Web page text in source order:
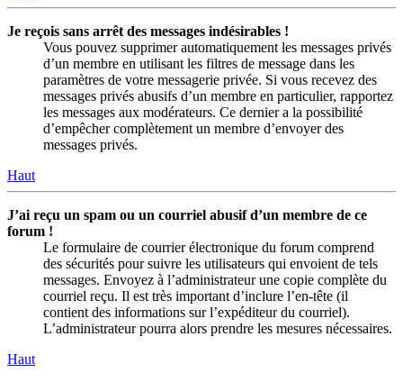
Je reçois sans arrêt des messages indésirables !
Vous pouvez supprimer automatiquement les messages privés
d’un membre en utilisant les filtres de message dans les
paramètres de votre messagerie privée. Si vous recevez des
messages privés abusifs d’un membre en particulier, rapportez
les messages aux modérateurs. Ce dernier a la possibilité
d’empêcher complètement un membre d’envoyer des
messages privés.
Haut
J’ai reçu un spam ou un courriel abusif d’un membre de ce
forum !
Le formulaire de courrier électronique du forum comprend
des sécurités pour suivre les utilisateurs qui envoient de tels
messages. Envoyez à l’administrateur une copie complète du
courriel reçu. Il est très important d’inclure l’en-tête (il
contient des informations sur l’expéditeur du courriel).
L’administrateur pourra alors prendre les mesures nécessaires.
Haut